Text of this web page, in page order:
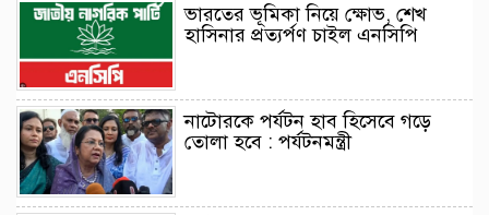
ভারতের ভূমিকা নিয়ে ক্ষোভ, শেখ
হাসিনার প্রত্যর্পণ চাইল এনসিপি
নাটোরকে পর্যটন হাব হিসেবে গড়ে
তোলা হবে : পর্যটনমন্ত্রী